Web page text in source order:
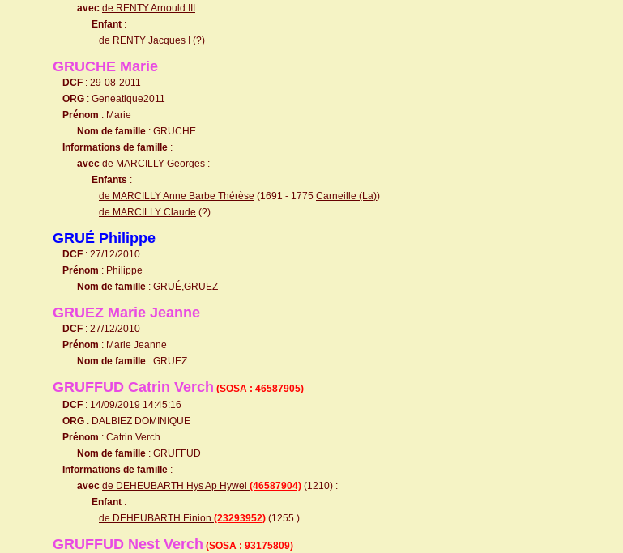
avec de RENTY Arnould III
:
Enfant :
de RENTY Jacques I
(?)
GRUCHE Marie
DCF : 29-08-2011
ORG : Geneatique2011
Prénom : Marie
Nom de famille : GRUCHE
Informations de famille :
avec de MARCILLY Georges :
Enfants :
de MARCILLY Anne Barbe Thérèse (1691 - 1775 Carneille (La))
de MARCILLY Claude (?)
GRUÉ Philippe
DCF : 27/12/2010
Prénom : Philippe
Nom de famille : GRUÉ,GRUEZ
GRUEZ Marie Jeanne
DCF : 27/12/2010
Prénom : Marie Jeanne
Nom de famille : GRUEZ
GRUFFUD Catrin Verch (SOSA : 46587905)
DCF : 14/09/2019 14:45:16
ORG : DALBIEZ DOMINIQUE
Prénom : Catrin Verch
Nom de famille : GRUFFUD
Informations de famille :
avec de DEHEUBARTH Hys Ap Hywel (46587904) (1210) :
Enfant :
de DEHEUBARTH Einion (23293952) (1255 )
GRUFFUD Nest Verch (SOSA : 93175809)